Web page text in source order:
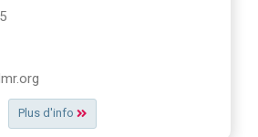
Plus d'info